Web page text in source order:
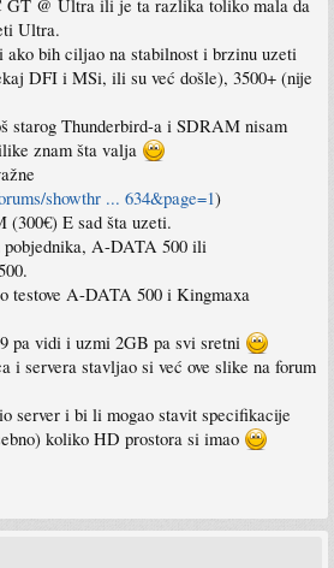
GT @ Ultra ili je ta razlika toliko mala da
Ultra.
ako bih ciljao na stabilnost i brzinu uzeti
DFI i MSi, ili su već došle), 3500+ (nije
starog Thunderbird-a i SDRAM nisam
znam šta valja
showthr ... 634&page=1)
(300€) E sad šta uzeti.
A-DATA 500 ili
testove A-DATA 500 i Kingmaxa
pa vidi i uzmi 2GB pa svi sretni
i servera stavljao si već ove slike na forum
server i bi li mogao stavit specifikacije
koliko HD prostora si imao